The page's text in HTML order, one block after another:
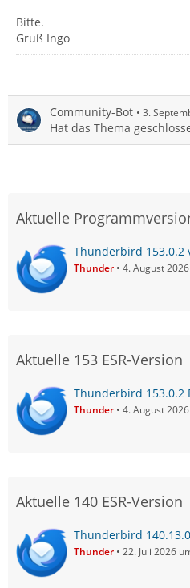
Bitte.
Gruß Ingo
Community-Bot 3.
Hat das Thema
Aktuelle
Thunderbird 153.0.2
Thunder 4. August
Aktuelle 153 ESR-Version
Thunderbird 153.0.2
Thunder 4. August
Aktuelle 140 ESR-Version
Thunderbird
Thunder 22. Juli 2026